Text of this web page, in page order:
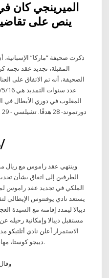
ينص على
ذكرت صحيفة “ماركا” الإسبانية،
الصحيفة، أنه تم الاتفاق على
6‏‏/6‏‏/1442 بعد الهجرة
وينتهي عقد راموس مع ريال
الطرفين إلى اتفاق بشأن
الملكي في تجديد عقد راموس
يستعد نادي يوفنتوس الإيطالي
ديبالا ليمدد إقامته مع السيدة
مستقبل ديبالا وإمكانية رحيله
الاستمرار أعلن نادي أتلتيكو
دييجو كوستا، مهاجم الفريق، قبل انتهاء العقد بـ6 أشهر.